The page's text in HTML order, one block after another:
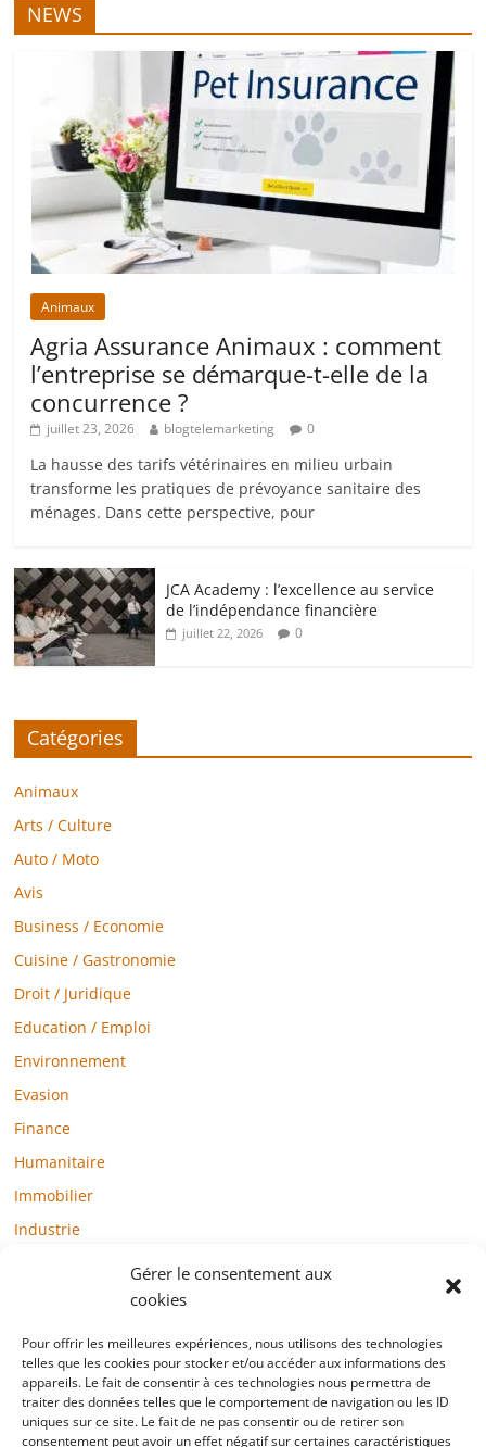
Gérer le consentement aux
cookies
Pour offrir les meilleures expériences, nous utilisons des technologies
telles que les cookies pour stocker et/ou accéder aux informations des
appareils. Le fait de consentir à ces technologies nous permettra de
traiter des données telles que le comportement de navigation ou les ID
uniques sur ce site. Le fait de ne pas consentir ou de retirer son
consentement peut avoir un effet négatif sur certaines caractéristiques
NEWS
Animaux
Agria Assurance Animaux : comment
l’entreprise se démarque-t-elle de la
concurrence ?
juillet 23, 2026 blogtelemarketing 0
La hausse des tarifs vétérinaires en milieu urbain
transforme les pratiques de prévoyance sanitaire des
ménages. Dans cette perspective, pour
JCA Academy : l’excellence au service
de l’indépendance financière
juillet 22, 2026 0
Catégories
Animaux
Arts / Culture
Auto / Moto
Avis
Business / Economie
Cuisine / Gastronomie
Droit / Juridique
Education / Emploi
Environnement
Evasion
Finance
Humanitaire
Immobilier
Industrie
Mode / Beauté / Bien-être
Santé
Société